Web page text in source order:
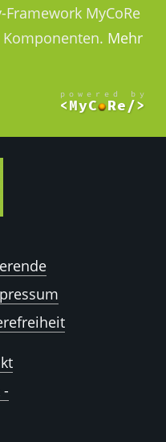
MyCoRe
Mehr